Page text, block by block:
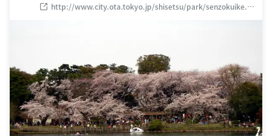
http://www.city.ota.tokyo.jp/shisetsu/park/senzokuike.ht